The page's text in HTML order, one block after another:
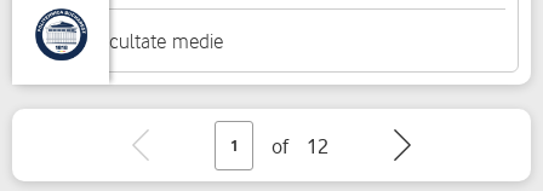
Dificultate medie
of 12